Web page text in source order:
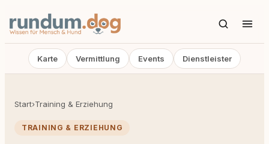
Karte Vermittlung Events Dienstleister
Start›Training & Erziehung
TRAINING & ERZIEHUNG